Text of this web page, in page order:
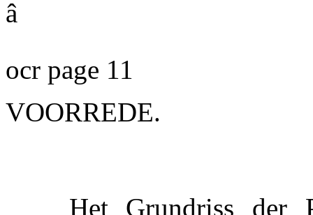
â
ocr page 11
VOORREDE.
Het Grundriss der